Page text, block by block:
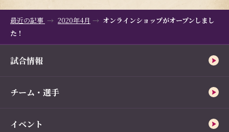
最近の記事 2020年4月
オンラインショップがオープンしまし
た！
試合情報
チーム・選手
イベント